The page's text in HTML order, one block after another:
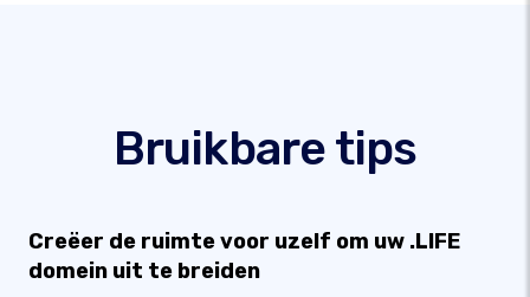
Bruikbare tips
Creëer de ruimte voor uzelf om uw .LIFE
domein uit te breiden